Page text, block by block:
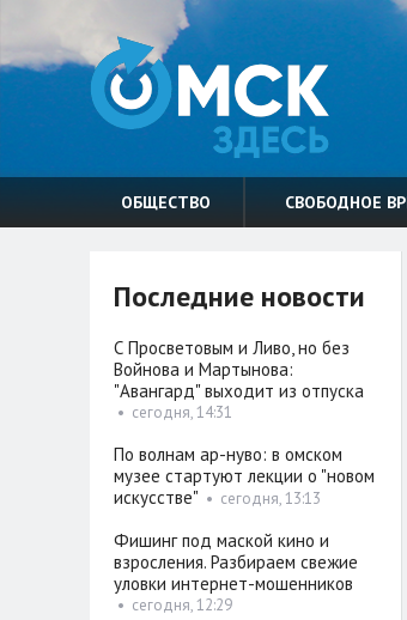
ОБЩЕСТВО СВОБОДНОЕ
Последние новости
С Просветовым и Ливо, но без
Войнова и Мартынова:
"Авангард" выходит из отпуска
• сегодня, 14:31
По волнам ар-нуво: в омском
музее стартуют лекции о "новом
искусстве" • сегодня, 13:13
Фишинг под маской кино и
взросления. Разбираем свежие
уловки интернет-мошенников
• сегодня, 12:29